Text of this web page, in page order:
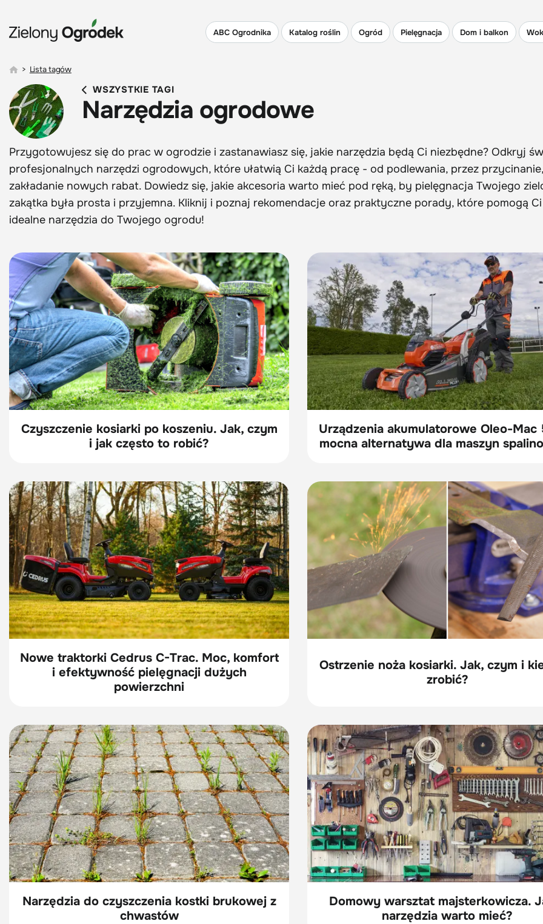
ABC Ogrodnika Katalog roślin Ogród Pielęgnacja Dom i balkon
> Lista tagów
WSZYSTKIE TAGI
Narzędzia ogrodowe
Przygotowujesz się do prac w ogrodzie i zastanawiasz się, jakie narzędzia będą Ci niezbędne? Odkryj
profesjonalnych narzędzi ogrodowych, które ułatwią Ci każdą pracę - od podlewania, przez
zakładanie nowych rabat. Dowiedz się, jakie akcesoria warto mieć pod ręką, by pielęgnacja Twojego
zakątka była prosta i przyjemna. Kliknij i poznaj rekomendacje oraz praktyczne porady, które pomogą
idealne narzędzia do Twojego ogrodu!
Czyszczenie kosiarki po koszeniu. Jak, czym
i jak często to robić?
Urządzenia akumulatorowe Oleo-Mac
mocna alternatywa dla maszyn
Nowe traktorki Cedrus C-Trac. Moc, komfort
i efektywność pielęgnacji dużych
powierzchni
Ostrzenie noża kosiarki. Jak, czym i
zrobić?
Narzędzia do czyszczenia kostki brukowej z
chwastów
Domowy warsztat majsterkowicza.
narzędzia warto mieć?